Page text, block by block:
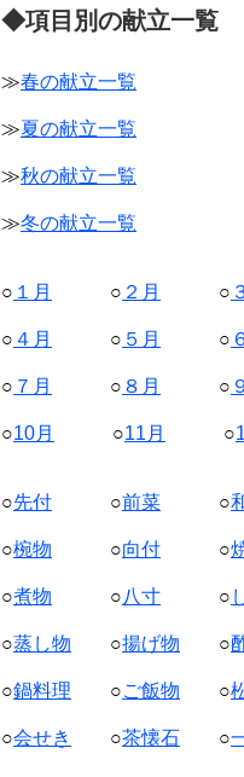
◆項目別の献立一覧
≫春の献立一覧
≫夏の献立一覧
≫秋の献立一覧
≫冬の献立一覧
○ １月 ○ ２月 ○
○ ４月 ○ ５月 ○
○ ７月 ○ ８月 ○
○10月 ○11月 ○
○先付 ○前菜 ○
○椀物 ○向付 ○
○煮物 ○八寸 ○
○蒸し物 ○揚げ物 ○
○鍋料理 ○ご飯物 ○
○会せき ○茶懐石 ○